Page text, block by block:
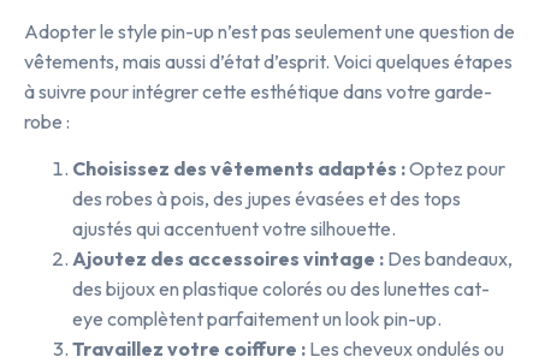
Adopter le style pin-up n’est pas seulement une question de
vêtements, mais aussi d’état d’esprit. Voici quelques étapes
à suivre pour intégrer cette esthétique dans votre garde-
robe :
Choisissez des vêtements adaptés :Optez pour
des robes à pois, des jupes évasées et des tops
ajustés qui accentuent votre silhouette.
Ajoutez des accessoires vintage : Des bandeaux,
des bijoux en plastique colorés ou des lunettes cat-
eye complètent parfaitement un look pin-up.
Travaillez votre coiffure : Les cheveux ondulés ou